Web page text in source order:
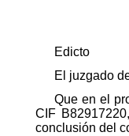
Edicto
El juzgado
Que en el
CIF
conclusión del